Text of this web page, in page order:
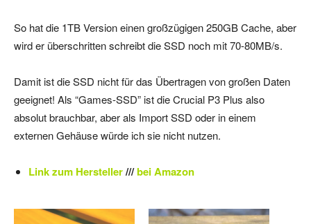
So hat die 1TB Version einen großzügigen 250GB Cache, aber
wird er überschritten schreibt die SSD noch mit 70-80MB/s.
Damit ist die SSD nicht für das Übertragen von großen Daten
geeignet! Als “Games-SSD” ist die Crucial P3 Plus also
absolut brauchbar, aber als Import SSD oder in einem
externen Gehäuse würde ich sie nicht nutzen.
Link zum Hersteller///bei Amazon